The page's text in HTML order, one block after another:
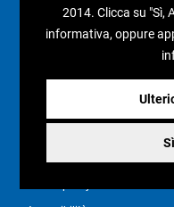
Condizioni generali di vendita
Resi e rimborsi
Privacy policy
2014. Clicca su "Sì,
informativa, oppure